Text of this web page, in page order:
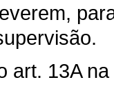
art. 13A